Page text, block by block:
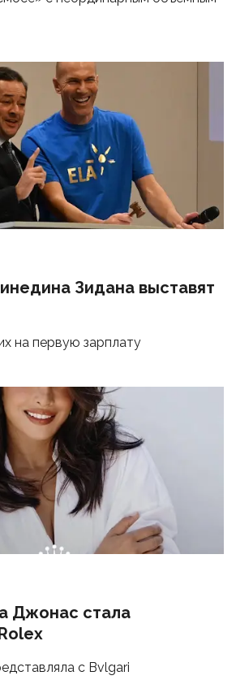
Зидана выставят
на первую зарплату
Джонас стала
с Bvlgari